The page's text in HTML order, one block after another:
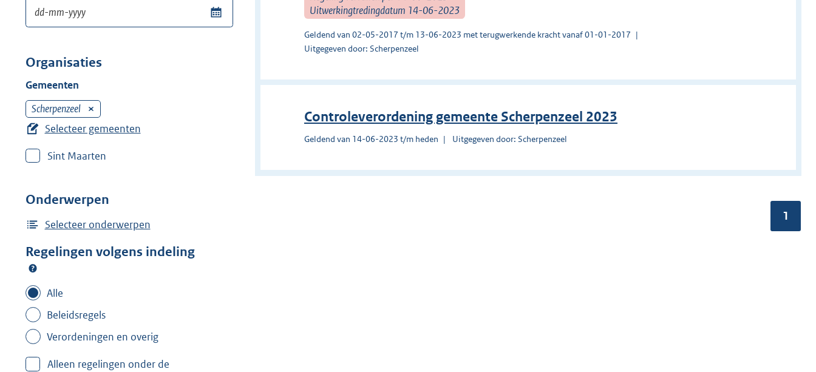
Organisaties
Gemeenten
Scherpenzeel
e
w
d
e
f
e
r
Selecteer gemeenten
Sint Maarten
Onderwerpen
Selecteer onderwerpen
Regelingen volgens indeling
Alle
Beleidsregels
Verordeningen en overig
Alleen regelingen onder de
Uitwerkingtredingdatum 14-06-2023
Geldend van 02-05-2017 t/m 13-06-2023 met terugwerkende kracht vanaf 01-01-2017
Uitgegeven door: Scherpenzeel
Controleverordening gemeente Scherpenzeel 2023
Geldend van 14-06-2023 t/m heden Uitgegeven door: Scherpenzeel
1